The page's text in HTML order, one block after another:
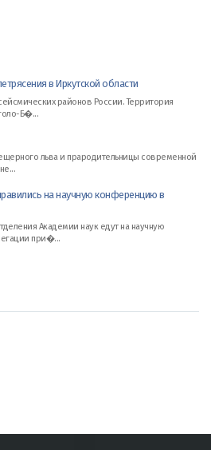
в Иркутской области
районов России. Территория
Б�...
льва и прародительницы современной
на научную конференцию в
Академии наук едут на научную
при�...